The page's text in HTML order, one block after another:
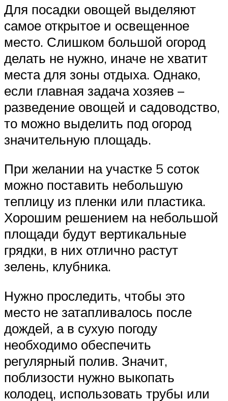
Для посадки овощей выделяют
самое открытое и освещенное
место. Слишком большой огород
делать не нужно, иначе не хватит
места для зоны отдыха. Однако,
если главная задача хозяев –
разведение овощей и садоводство,
то можно выделить под огород
значительную площадь.
При желании на участке 5 соток
можно поставить небольшую
теплицу из пленки или пластика.
Хорошим решением на небольшой
площади будут вертикальные
грядки, в них отлично растут
зелень, клубника.
Нужно проследить, чтобы это
место не затапливалось после
дождей, а в сухую погоду
необходимо обеспечить
регулярный полив. Значит,
поблизости нужно выкопать
колодец, использовать трубы или